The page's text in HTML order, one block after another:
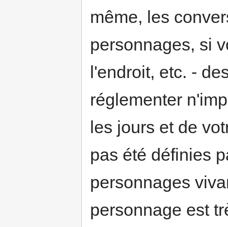
même, les
personnages, si
l'endroit, etc. -
réglementer
les jours et de
pas été définies
personnages
personnage est